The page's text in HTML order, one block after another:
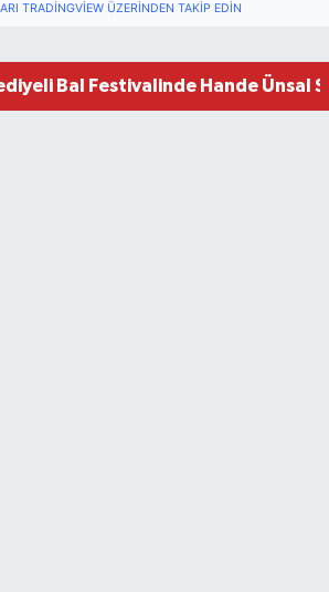
TRADINGVIEW ÜZERINDEN TAKIP EDIN
Bal Festivalinde Hande Ünsal